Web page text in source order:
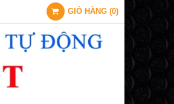
GIỎ HÀNG (0)